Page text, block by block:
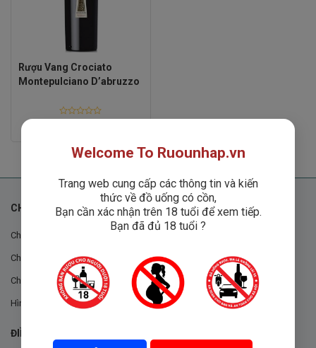
Rượu Vang Crociato
Montepulciano D’abruzzo
CHÍNH SÁCH
Chính sách chung
Chính sách đổi trả
Chính sách mua hàng
Hình thức thanh toán
ĐIỀU KHOẢN VÀ CHÍNH SÁCH
Welcome To Ruounhap.vn
Trang web cung cấp các thông tin và kiến
thức về đồ uống có cồn,
Bạn cần xác nhận trên 18 tuổi để xem tiếp.
Bạn đã đủ 18 tuổi ?